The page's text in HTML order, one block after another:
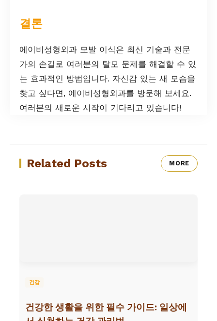
결론
에이비성형외과 모발 이식은 최신 기술과 전문
가의 손길로 여러분의 탈모 문제를 해결할 수 있
는 효과적인 방법입니다. 자신감 있는 새 모습을
찾고 싶다면, 에이비성형외과를 방문해 보세요.
여러분의 새로운 시작이 기다리고 있습니다!
Related Posts MORE
건강
건강한 생활을 위한 필수 가이드: 일상에